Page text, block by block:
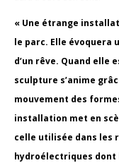
« Une étrange
le parc. Elle évoquera
d’un rêve. Quand elle
sculpture s’anime
mouvement des
installation met en
celle utilisée dans les
hydroélectriques dont